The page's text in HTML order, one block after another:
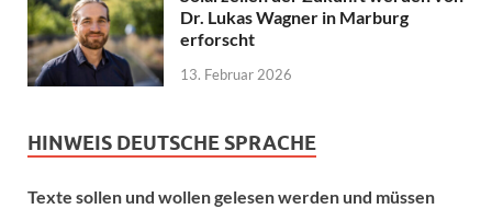
Dr. Lukas Wagner in Marburg
erforscht
13. Februar 2026
HINWEIS DEUTSCHE SPRACHE
Texte sollen und wollen gelesen werden und müssen